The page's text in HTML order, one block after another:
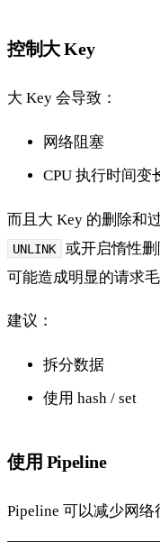
控制大 Key
大 Key 会导致：
网络阻塞
CPU 执行时间变
而且大 Key 的删除和
UNLINK
或开启惰性
可能造成明显的请求毛
建议：
拆分数据
使用 hash / set
使用 Pipeline
Pipeline 可以减少网络